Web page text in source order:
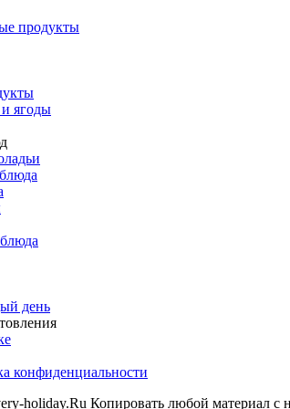
продукты
ягоды
день
конфиденциальности
holiday.Ru Копировать любой материал с